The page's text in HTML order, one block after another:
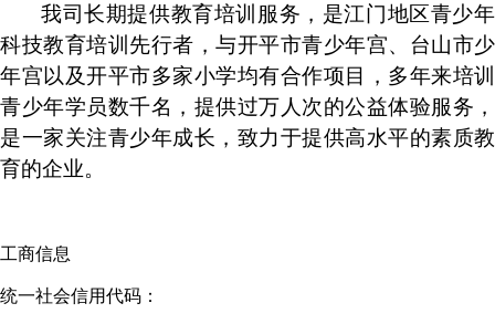
我司长期提供教育培训服务，是江门地区青少年
科技教育培训先行者，与开平市青少年宫、台山市少
年宫以及开平市多家小学均有合作项目，多年来培训
青少年学员数千名，提供过万人次的公益体验服务，
是一家关注青少年成长，致力于提供高水平的素质教
育的企业。
工商信息
统一社会信用代码：